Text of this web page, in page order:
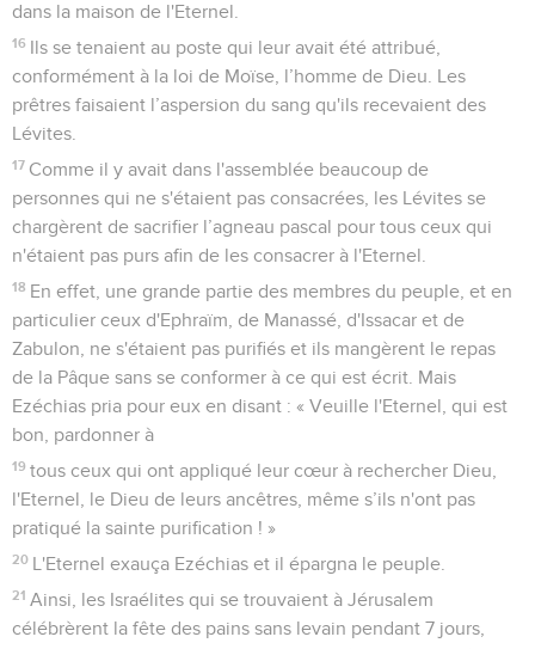
dans la maison de l'Eternel.
16 Ils se tenaient au poste qui leur avait été attribué,
conformément à la loi de Moïse, l’homme de Dieu. Les
prêtres faisaient l’aspersion du sang qu'ils recevaient des
Lévites.
17 Comme il y avait dans l'assemblée beaucoup de
personnes qui ne s'étaient pas consacrées, les Lévites se
chargèrent de sacrifier l’agneau pascal pour tous ceux qui
n'étaient pas purs afin de les consacrer à l'Eternel.
18 En effet, une grande partie des membres du peuple, et en
particulier ceux d'Ephraïm, de Manassé, d'Issacar et de
Zabulon, ne s'étaient pas purifiés et ils mangèrent le repas
de la Pâque sans se conformer à ce qui est écrit. Mais
Ezéchias pria pour eux en disant : « Veuille l'Eternel, qui est
bon, pardonner à
19 tous ceux qui ont appliqué leur cœur à rechercher Dieu,
l'Eternel, le Dieu de leurs ancêtres, même s’ils n'ont pas
pratiqué la sainte purification ! »
20 L'Eternel exauça Ezéchias et il épargna le peuple.
21 Ainsi, les Israélites qui se trouvaient à Jérusalem
célébrèrent la fête des pains sans levain pendant 7 jours,